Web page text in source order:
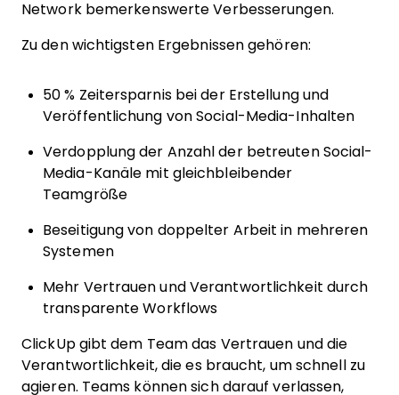
Network bemerkenswerte Verbesserungen.
Zu den wichtigsten Ergebnissen gehören:
50 % Zeitersparnis bei der Erstellung und
Veröffentlichung von Social-Media-Inhalten
Verdopplung der Anzahl der betreuten Social-
Media-Kanäle mit gleichbleibender
Teamgröße
Beseitigung von doppelter Arbeit in mehreren
Systemen
Mehr Vertrauen und Verantwortlichkeit durch
transparente Workflows
ClickUp gibt dem Team das Vertrauen und die
Verantwortlichkeit, die es braucht, um schnell zu
agieren. Teams können sich darauf verlassen,